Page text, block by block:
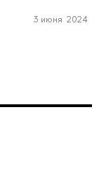
3 июня 2024